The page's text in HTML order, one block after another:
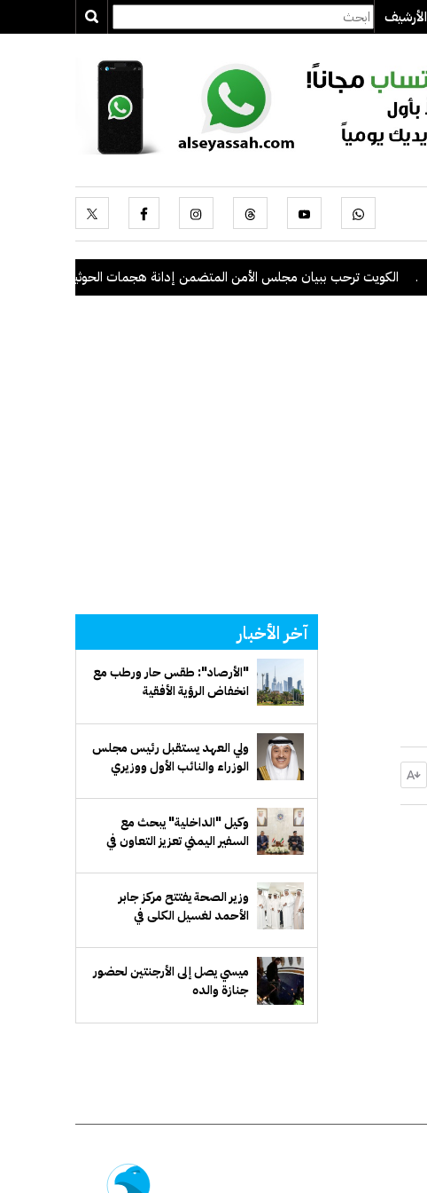
الأرشيف
الكويت ترحب ببيان مجلس الأمن المتضمن إدانة هجمات الحوثيين على السعودية
آخر الأخبار
"الأرصاد": طقس حار ورطب مع
انخفاض الرؤية الأفقية
ولي العهد يستقبل رئيس مجلس
الوزراء والنائب الأول ووزيري
وكيل "الداخلية" يبحث مع
السفير اليمني تعزيز التعاون في
‏وزير الصحة يفتتح مركز جابر
الأحمد لغسيل الكلى في
ميسي يصل إلى الأرجنتين لحضور
جنازة والده